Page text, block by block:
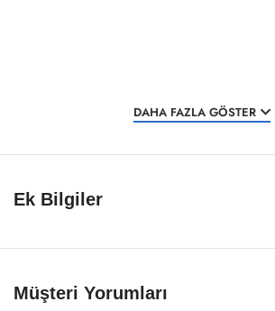
DAHA FAZLA GÖSTER
Ek Bilgiler
Müşteri Yorumları